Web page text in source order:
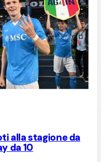
alla stagione da
da 10